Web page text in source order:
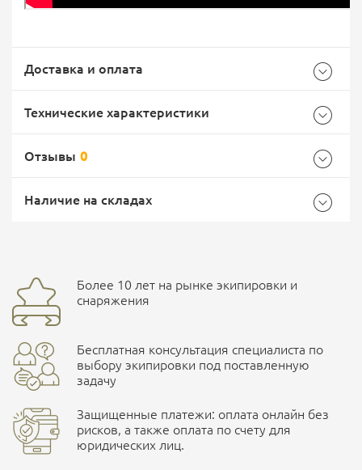
Доставка и оплата
Доставка Почтой России
EMS Почта России
Доставка курьерской службой СДЭК -
Наличные при самовывозе
Технические характеристики
Бренд Osprey
Отзывы 0
Ваш отзыв
Наличие на складах
улица Маяковского, 10
ПОДРОБНЕЕ О СКЛАДЕ
Более 10 лет на рынке экипировки и
снаряжения
Бесплатная консультация специалиста по
выбору экипировки под поставленную
задачу
Защищенные платежи: оплата онлайн без
рисков, а также оплата по счету для
юридических лиц.